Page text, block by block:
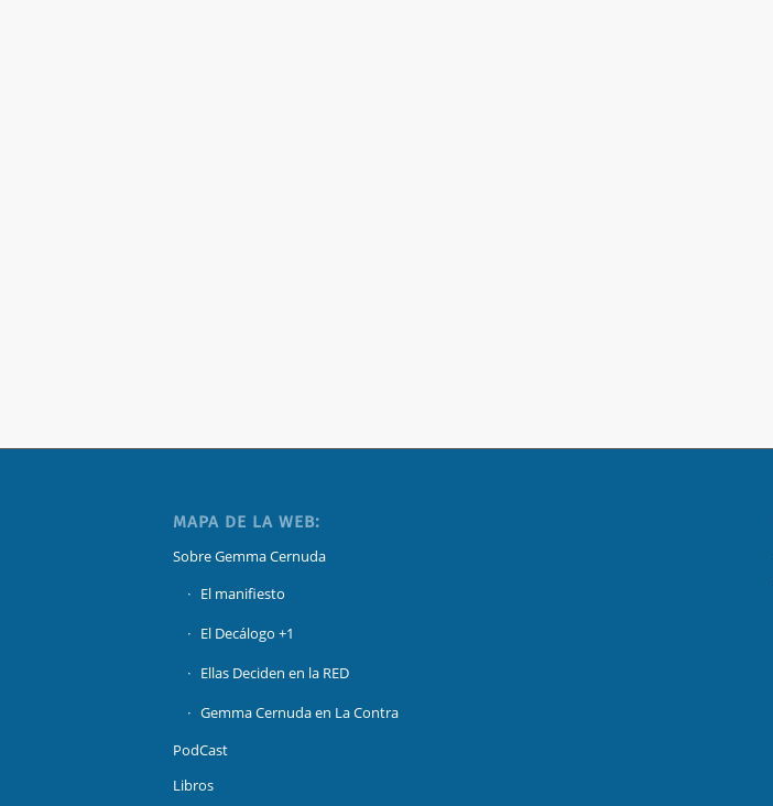
MAPA DE LA WEB:
Sobre Gemma Cernuda
El manifiesto
El Decálogo +1
Ellas Deciden en la RED
Gemma Cernuda en La Contra
PodCast
Libros